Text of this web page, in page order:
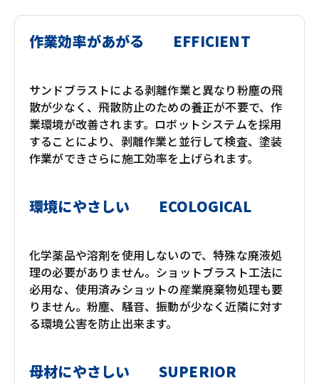
作業効率があがる EFFICIENT
サンドブラストによる剥離作業と異なり粉塵の飛
散が少なく、飛散防止のための養正が不要で、作
業環境が改善されます。ロボットシステムを採用
することにより、剥離作業と並行して検査、塗装
作業ができさらに施工効率を上げられます。
環境にやさしい ECOLOGICAL
化学薬品や溶剤を使用しないので、特殊な廃液処
理の必要がありません。ショットブラスト工法に
必用な、使用済みショットの産業廃棄物処理も要
りません。粉塵、騒音、振動が少なく近隣に対す
る環境公害を防止出来ます。
母材にやさしい SUPERIOR